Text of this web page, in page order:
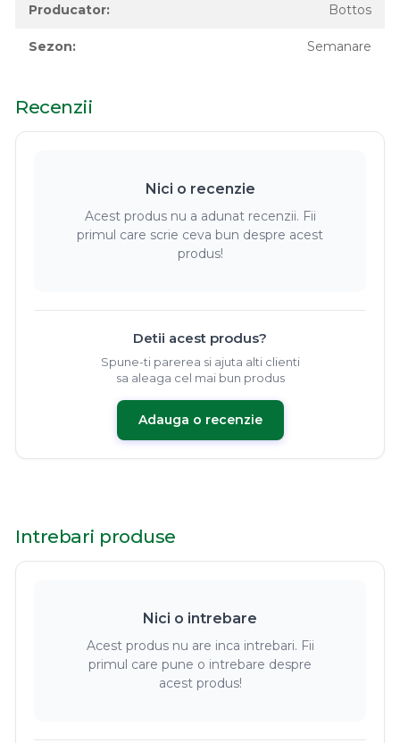
Producator: Bottos
Sezon: Semanare
Recenzii
Nici o recenzie
Acest produs nu a adunat recenzii. Fii
primul care scrie ceva bun despre acest
produs!
Detii acest produs?
Spune-ti parerea si ajuta alti clienti
sa aleaga cel mai bun produs
Adauga o recenzie
Intrebari produse
Nici o intrebare
Acest produs nu are inca intrebari. Fii
primul care pune o intrebare despre
acest produs!